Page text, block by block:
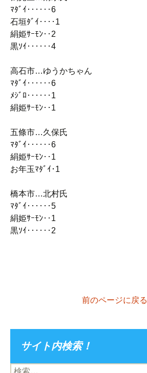
ﾏﾀﾞｲ‥‥‥6
石垣ﾀﾞｲ‥‥1
絹姫ｻｰﾓﾝ‥2
黒ｿｲ‥‥‥4
高石市…ゆうかちゃん
ﾏﾀﾞｲ‥‥‥6
ﾒｼﾞﾛ‥‥‥1
絹姫ｻｰﾓﾝ‥1
五條市…久保氏
ﾏﾀﾞｲ‥‥‥6
絹姫ｻｰﾓﾝ‥1
お年玉ﾏﾀﾞｲ･1
橋本市…北村氏
ﾏﾀﾞｲ‥‥‥5
絹姫ｻｰﾓﾝ‥1
黒ｿｲ‥‥‥2
前のページに戻る
サイト内検索！
検